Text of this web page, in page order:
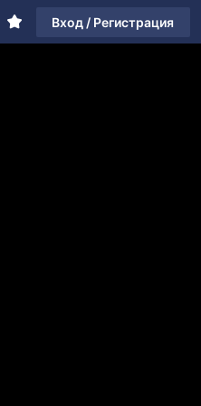
Вход / Регистрация